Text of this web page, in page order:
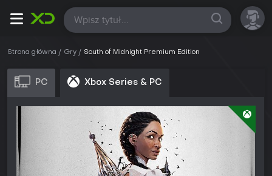
Wszystkie
Strona główna Gry South of Midnight Premium Edition
PC Xbox Series & PC